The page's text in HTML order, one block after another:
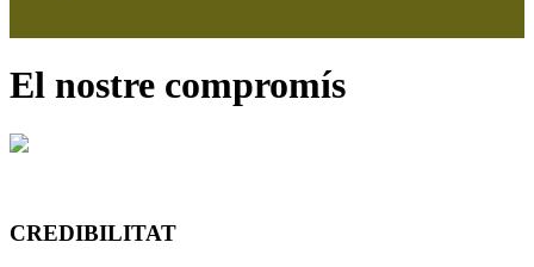
El nostre compromís
CREDIBILITAT